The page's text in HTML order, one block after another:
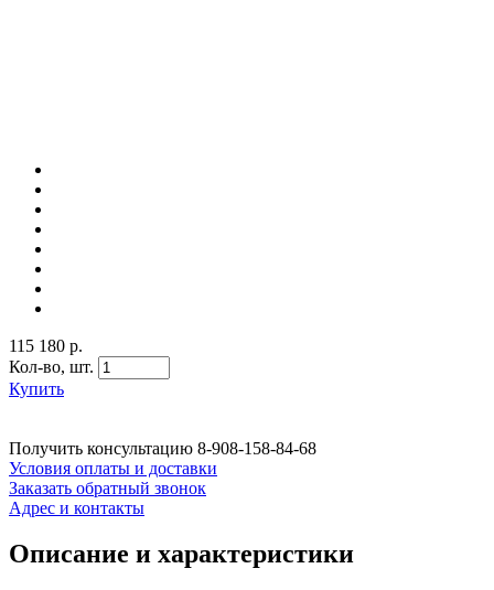
115 180 р.
Кол-во, шт.
Купить
Получить консультацию 8-908-158-84-68
Условия оплаты и доставки
Заказать обратный звонок
Адрес и контакты
Описание и характеристики